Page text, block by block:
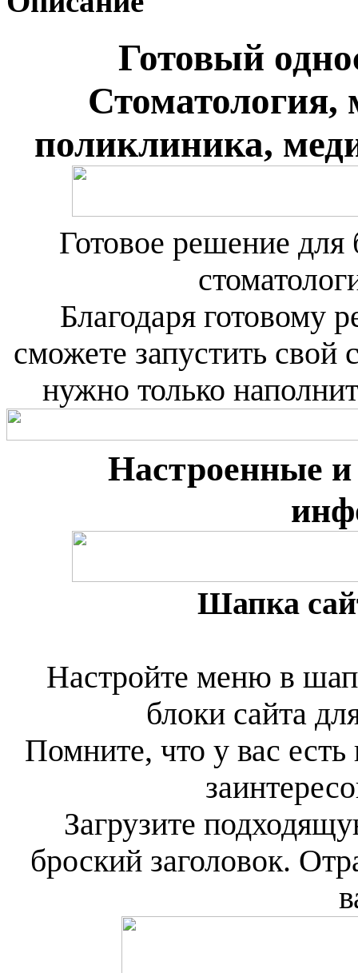
Готовый
Стоматология,
поликлиника,
Готовое решение для
Благодаря готовому
сможете запустить свой
нужно только
Настроенные
Шапка
Настройте меню в
блоки сайта
Помните, что у вас
Загрузите
броский заголовок.